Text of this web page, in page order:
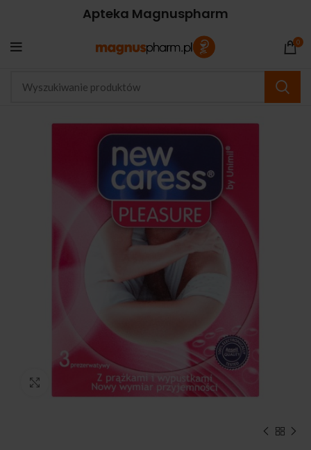
Apteka Magnuspharm
0
Kliknij, aby powiększyć